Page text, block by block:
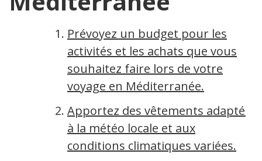
Prévoyez un budget pour les
activités et les achats que vous
souhaitez faire lors de votre
voyage en Méditerranée.
Apportez des vêtements adaptés
à la météo locale et aux
conditions climatiques variées.